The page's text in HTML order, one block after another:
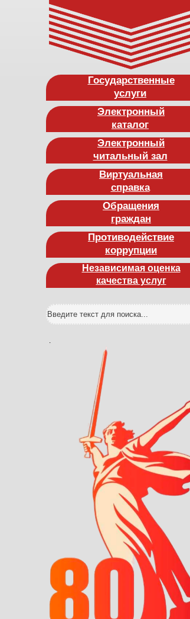
Государственные
услуги
Электронный
каталог
Электронный
читальный зал
Виртуальная
справка
Обращения
граждан
Противодействие
коррупции
Независимая оценка
качества услуг